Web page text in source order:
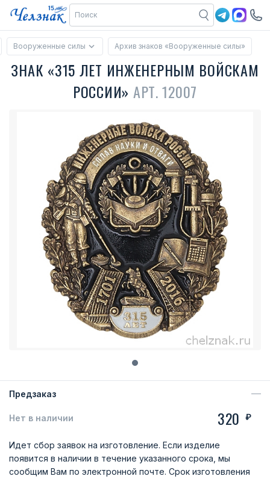
Вооруженные силы Архив знаков «Вооруженные силы»
ЗНАК «315 ЛЕТ ИНЖЕНЕРНЫМ ВОЙСКАМ
РОССИИ» АРТ. 12007
Предзаказ
Нет в наличии 320 ₽
Идет сбор заявок на изготовление. Если изделие
появится в наличии в течение указанного срока, мы
сообщим Вам по электронной почте. Срок изготовления